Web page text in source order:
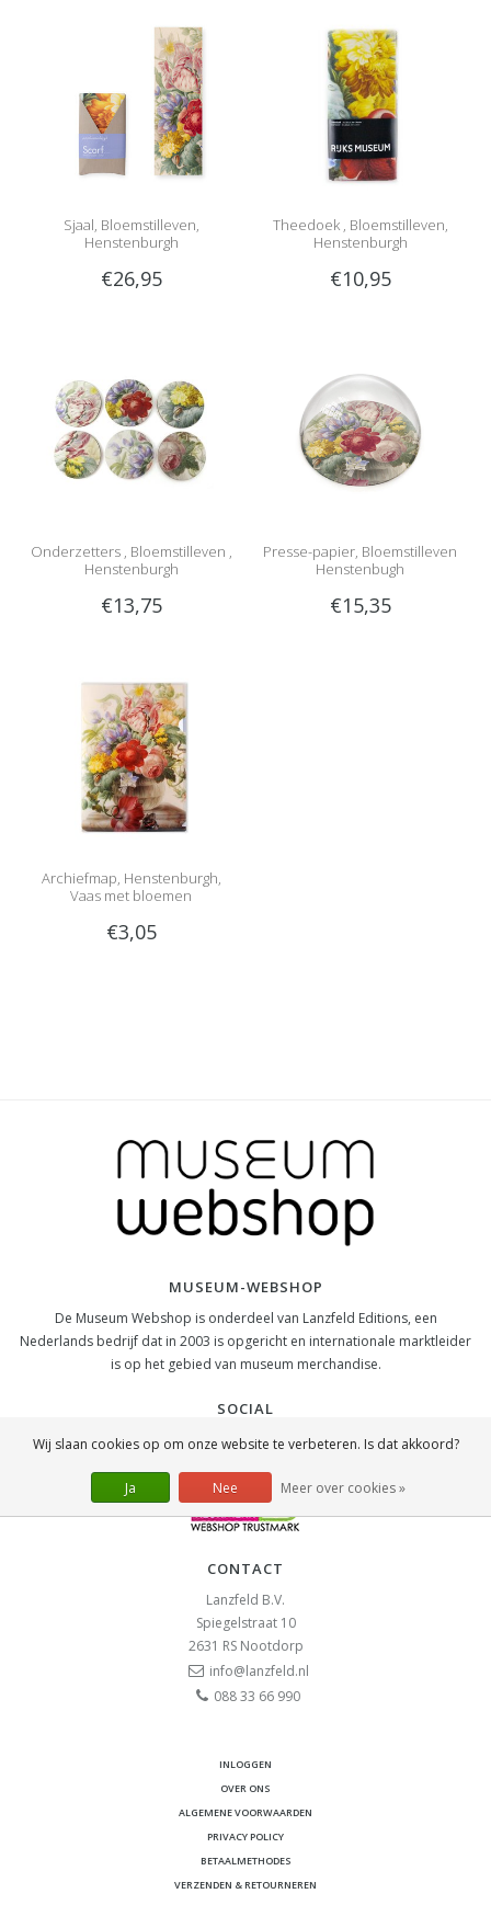
Sjaal, Bloemstilleven,
Henstenburgh
€26,95
Theedoek , Bloemstilleven,
Henstenburgh
€10,95
Onderzetters , Bloemstilleven ,
Henstenburgh
€13,75
Presse-papier, Bloemstilleven
Henstenbugh
€15,35
Archiefmap, Henstenburgh,
Vaas met bloemen
€3,05
MUSEUM-WEBSHOP
De Museum Webshop is onderdeel van Lanzfeld Editions, een
Nederlands bedrijf dat in 2003 is opgericht en internationale marktleider
is op het gebied van museum merchandise.
SOCIAL
CONTACT
Lanzfeld B.V.
Spiegelstraat 10
2631 RS Nootdorp
info@lanzfeld.nl
088 33 66 990
INLOGGEN
OVER ONS
ALGEMENE VOORWAARDEN
PRIVACY POLICY
BETAALMETHODES
VERZENDEN & RETOURNEREN
Wij slaan cookies op om onze website te verbeteren. Is dat akkoord?
Ja Nee Meer over cookies »